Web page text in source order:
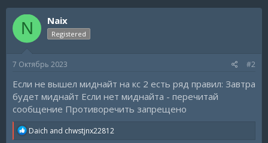
N Naix
Registered
7 Октябрь 2023 #2
Если не вышел миднайт на кс 2 есть ряд правил: Завтра
будет миднайт Если нет миднайта - перечитай
сообщение Противоречить запрещено
R
Daich and chwstjnx22812